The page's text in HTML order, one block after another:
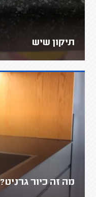
תיקון שיש
מה זה כיור גרניט?